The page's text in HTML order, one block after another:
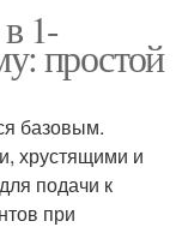
1-
простой
базовым.
хрустящими и
подачи к
при